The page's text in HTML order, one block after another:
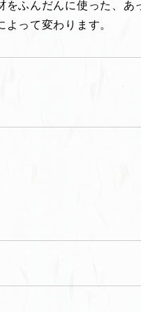
をふんだんに使った、
って変わります。